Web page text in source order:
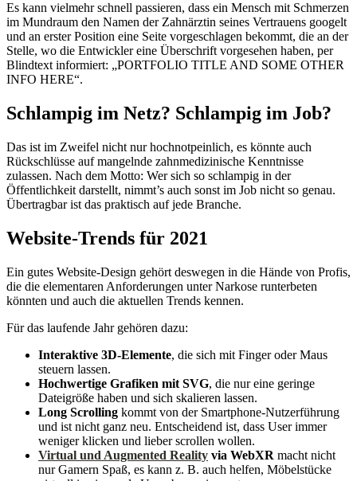
Es kann vielmehr schnell passieren, dass ein Mensch mit Schmerzen
im Mundraum den Namen der Zahnärztin seines Vertrauens googelt
und an erster Position eine Seite vorgeschlagen bekommt, die an der
Stelle, wo die Entwickler eine Überschrift vorgesehen haben, per
Blindtext informiert: „PORTFOLIO TITLE AND SOME OTHER
INFO HERE“.
Schlampig im Netz? Schlampig im Job?
Das ist im Zweifel nicht nur hochnotpeinlich, es könnte auch
Rückschlüsse auf mangelnde zahnmedizinische Kenntnisse
zulassen. Nach dem Motto: Wer sich so schlampig in der
Öffentlichkeit darstellt, nimmt’s auch sonst im Job nicht so genau.
Übertragbar ist das praktisch auf jede Branche.
Website-Trends für 2021
Ein gutes Website-Design gehört deswegen in die Hände von Profis,
die die elementaren Anforderungen unter Narkose runterbeten
könnten und auch die aktuellen Trends kennen.
Für das laufende Jahr gehören dazu:
Interaktive 3D-Elemente, die sich mit Finger oder Maus
steuern lassen.
Hochwertige Grafiken mit SVG, die nur eine geringe
Dateigröße haben und sich skalieren lassen.
Long Scrolling kommt von der Smartphone-Nutzerführung
und ist nicht ganz neu. Entscheidend ist, dass User immer
weniger klicken und lieber scrollen wollen.
Virtual und Augmented Reality via WebXR macht nicht
nur Gamern Spaß, es kann z. B. auch helfen, Möbelstücke